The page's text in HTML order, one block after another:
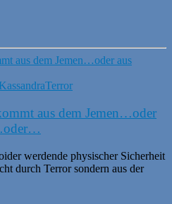
Terror
aus dem Jemen…oder
werdende physischer Sicherheit
durch Terror sondern aus der